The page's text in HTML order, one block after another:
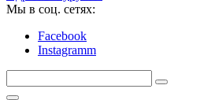
Мы в соц. сетях:
Facebook
Instagramm